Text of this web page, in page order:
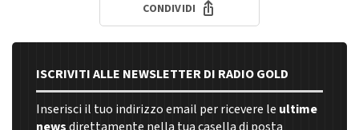
CONDIVIDI
ISCRIVITI ALLE NEWSLETTER DI RADIO GOLD
Inserisci il tuo indirizzo email per ricevere le ultime